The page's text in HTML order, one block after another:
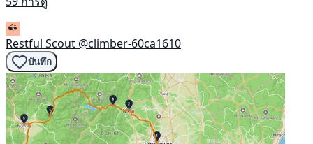
Restful Scout @climber-60ca1610
บันทึก